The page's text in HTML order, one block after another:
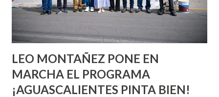
experimentarlo, pero como cualquier persona con
experiencia te dirá, siempre es mejor cuando ambas partes
son suficientemen...
LEO MONTAÑEZ PONE EN
MARCHA EL PROGRAMA
¡AGUASCALIENTES PINTA BIEN!